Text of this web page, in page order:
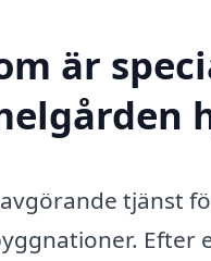
är
tjänst
Efter